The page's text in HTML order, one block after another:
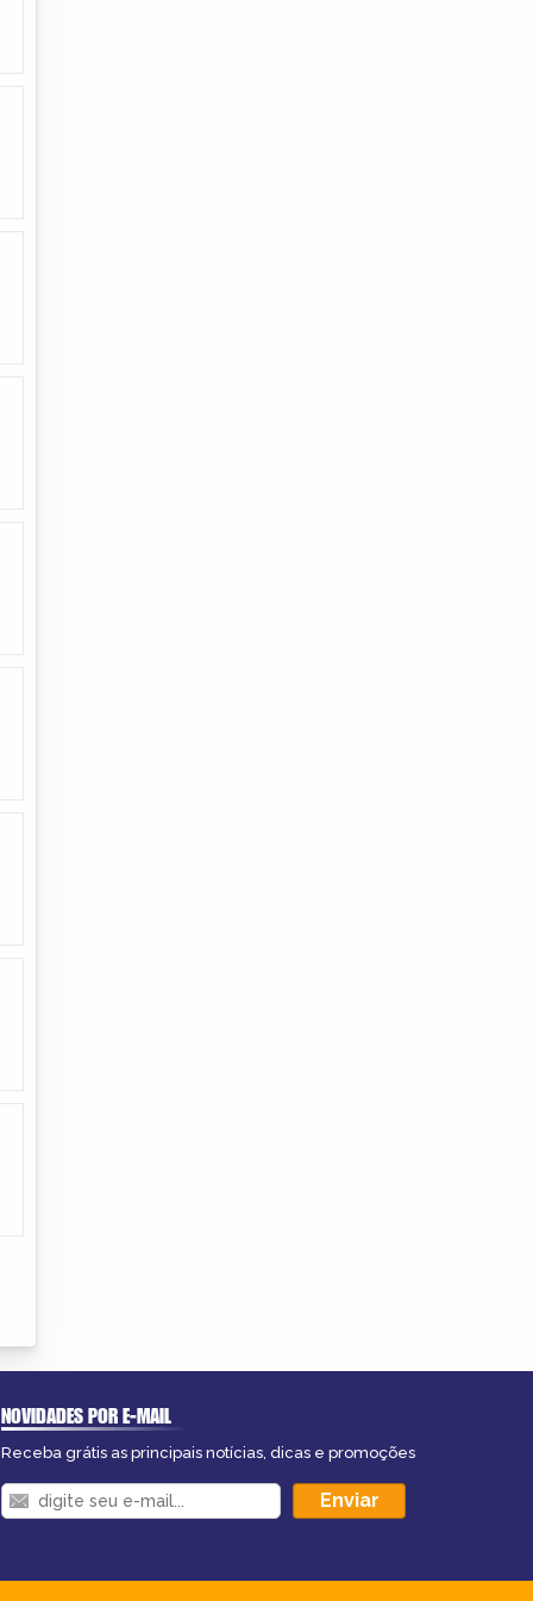
NOVIDADES POR E-MAIL
Receba grátis as principais notícias, dicas e promoções